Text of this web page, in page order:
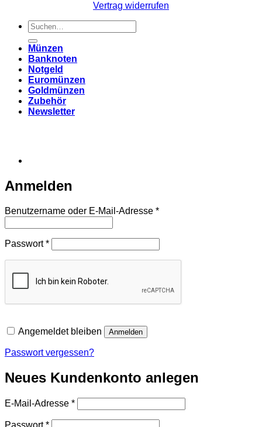
Vertrag widerrufen
Suchen
nach:
Münzen
Banknoten
Notgeld
Euromünzen
Goldmünzen
Zubehör
Newsletter
Anmelden
Benutzername oder E-Mail-Adresse *Erforderlich
Passwort*Erforderlich
Angemeldet bleiben Anmelden
Passwort vergessen?
Neues Kundenkonto anlegen
E-Mail-Adresse *Erforderlich
Passwort*Erforderlich